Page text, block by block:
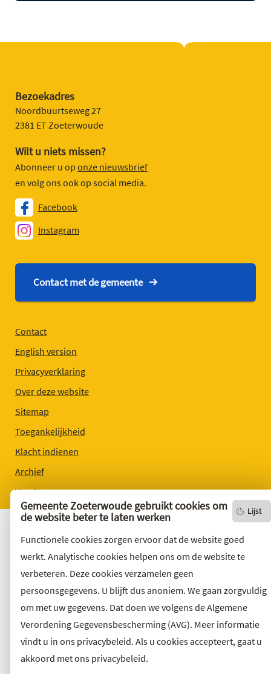
Lijst
Gemeente Zoeterwoude gebruikt cookies om
de website beter te laten werken
Functionele cookies zorgen ervoor dat de website goed
werkt. Analytische cookies helpen ons om de website te
verbeteren. Deze cookies verzamelen geen
persoonsgegevens. U blijft dus anoniem. We gaan zorgvuldig
om met uw gegevens. Dat doen we volgens de Algemene
Verordening Gegevensbescherming (AVG). Meer informatie
vindt u in ons privacybeleid. Als u cookies accepteert, gaat u
akkoord met ons privacybeleid.
Bezoekadres
Noordbuurtseweg 27
2381 ET Zoeterwoude
Wilt u niets missen?
Abonneer u op onze nieuwsbrief
en volg ons ook op social media.
Facebook
Instagram
Contact met de gemeente
Contact
English version
Privacyverklaring
Over deze website
Sitemap
Toegankelijkheid
Klacht indienen
Archief
Vacatures